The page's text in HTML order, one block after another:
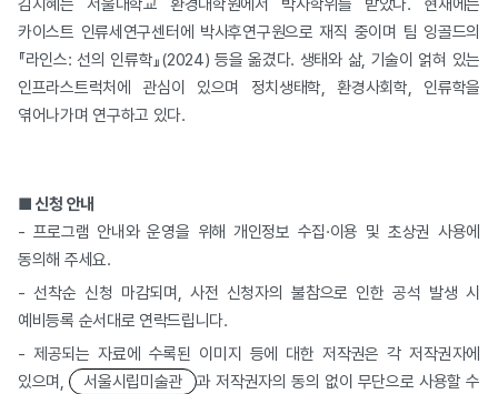
김지혜는 서울대학교 환경대학원에서 박사학위를 받았다. 현재에는
카이스트 인류세연구센터에 박사후연구원으로 재직 중이며 팀 잉골드의
『라인스: 선의 인류학』(2024) 등을 옮겼다. 생태와 삶, 기술이 얽혀 있는
인프라스트럭처에 관심이 있으며 정치생태학, 환경사회학, 인류학을
엮어나가며 연구하고 있다.
■ 신청 안내
- 프로그램 안내와 운영을 위해 개인정보 수집·이용 및 초상권 사용에
동의해 주세요.
- 선착순 신청 마감되며, 사전 신청자의 불참으로 인한 공석 발생 시
예비등록 순서대로 연락드립니다.
- 제공되는 자료에 수록된 이미지 등에 대한 저작권은 각 저작권자에
있으며,
서울시립미술관
과 저작권자의 동의 없이 무단으로 사용할 수